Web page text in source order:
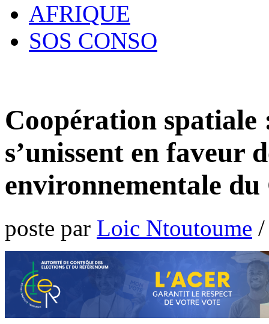
AFRIQUE
SOS CONSO
Coopération
s’unissent en faveur
environnementale du
poste par Loic Ntoutoume